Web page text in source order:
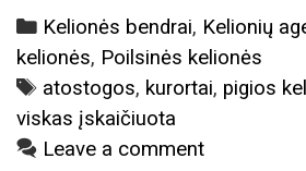
salos,
kurias
verta
aplankyti
Categories
Kelionės bendrai, Kelionių
kelionės, Poilsinės kelionės
Tags
atostogos, kurortai, pigios
viskas įskaičiuota
Leave a comment